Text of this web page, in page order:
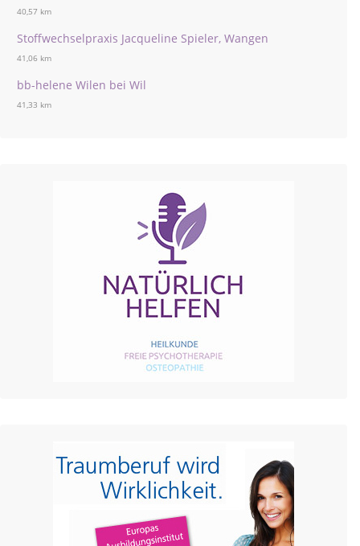
40,57 km
Stoffwechselpraxis Jacqueline Spieler, Wangen
41,06 km
bb-helene Wilen bei Wil
41,33 km